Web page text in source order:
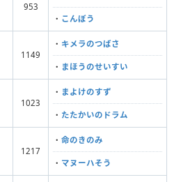
953
・ こんぼう
1149
・ キメラのつばさ
・ まほうのせいすい
1023
・ まよけのすず
・ たたかいのドラム
1217
・ 命のきのみ
・ マヌーハそう